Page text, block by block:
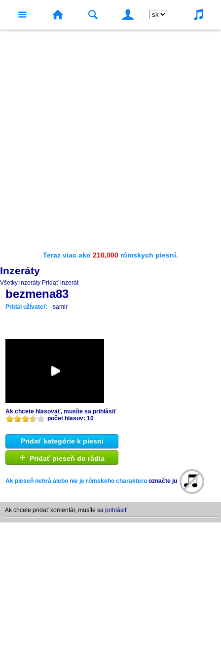
Teraz viac ako 210,000 rómskych piesní.
Inzeráty
Všetky inzeráty Pridať inzerát
bezmena83
Pridal užívateľ: samir
Ak chcete hlasovať, musíte sa prihlásiť
počet hlasov: 10
Pridať kategórie k piesni
+ Pridať pieseň do rádia
Ak pieseň nehrá alebo nie je rómskeho charakteru označte ju
Ak chcete pridať komentár, musíte sa prihlásiť: